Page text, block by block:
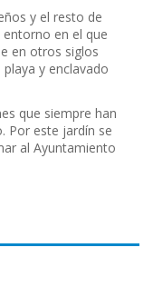
y el resto de
en el que
en otros siglos
y enclavado
que siempre han
Por este jardín se
al Ayuntamiento